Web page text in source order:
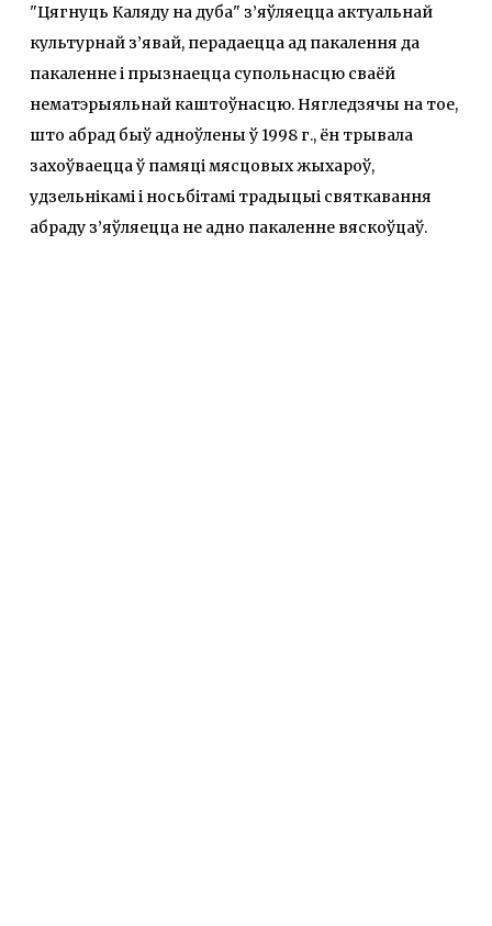
"Цягнуць Каляду на дуба" з’яўляецца актуальнай
культурнай з’явай, перадаецца ад пакалення да
пакаленне і прызнаецца супольнасцю сваёй
нематэрыяльнай каштоўнасцю. Нягледзячы на тое,
што абрад быў адноўлены ў 1998 г., ён трывала
захоўваецца ў памяці мясцовых жыхароў,
удзельнікамі і носьбітамі традыцыі святкавання
абраду з’яўляецца не адно пакаленне вяскоўцаў.